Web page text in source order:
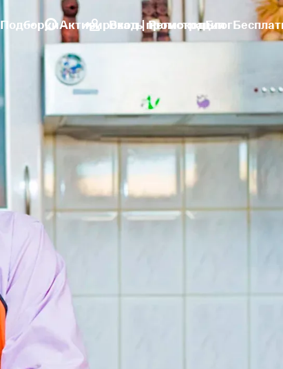
ПодборкиАктивировать промокодБлог
Вход | Регистрация